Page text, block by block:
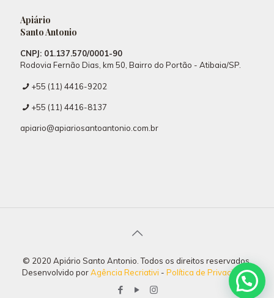
Apiário
Santo Antonio
CNPJ: 01.137.570/0001-90
Rodovia Fernão Dias, km 50, Bairro do Portão - Atibaia/SP.
+55 (11) 4416-9202
+55 (11) 4416-8137
apiario@apiariosantoantonio.com.br
© 2020 Apiário Santo Antonio. Todos os direitos reservados.
Desenvolvido porAgência Recriativi - Política de Privacidade